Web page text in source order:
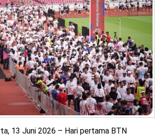
13 Juni 2026 – Hari pertama BTN